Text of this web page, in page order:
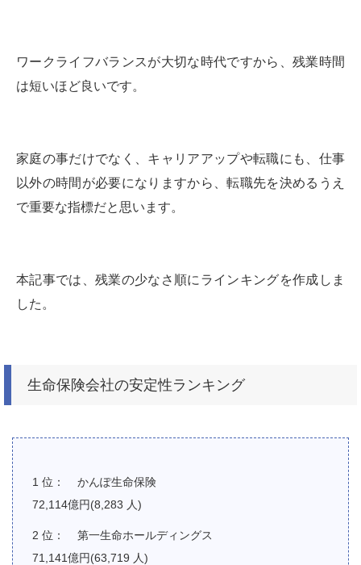
ワークライフバランスが大切な時代ですから、残業時間
は短いほど良いです。
家庭の事だけでなく、キャリアアップや転職にも、仕事
以外の時間が必要になりますから、転職先を決めるうえ
で重要な指標だと思います。
本記事では、残業の少なさ順にラインキングを作成しま
した。
生命保険会社の安定性ランキング
かんぽ生命保険
72,114億円(8,283 人)
第一生命ホールディングス
71,141億円(63,719 人)